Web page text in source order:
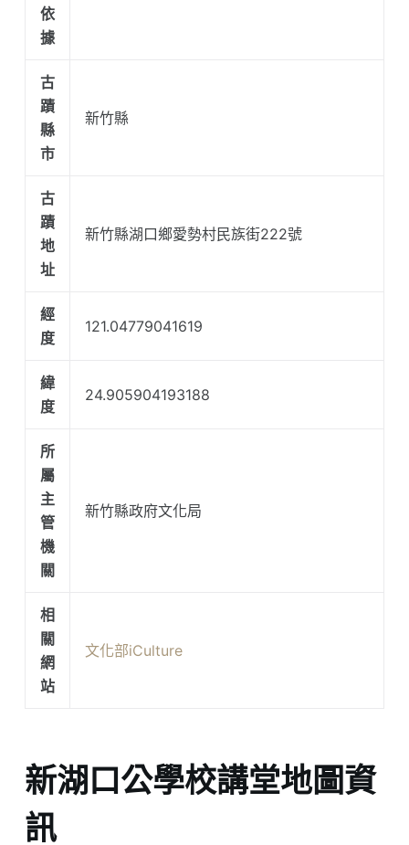
依
據
古
蹟
縣
市
新竹縣
古
蹟
地
址
新竹縣湖口鄉愛勢村民族街222號
經
度
121.04779041619
緯
度
24.905904193188
所
屬
主
管
機
關
新竹縣政府文化局
相
關
網
站
文化部iCulture
新湖口公學校講堂地圖資
訊